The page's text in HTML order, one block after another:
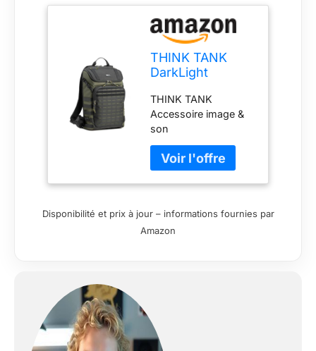
THINK TANK
DarkLight
montane Green
THINK TANK
Accessoire image &
son
Disponibilité et prix à jour – informations fournies par
Amazon